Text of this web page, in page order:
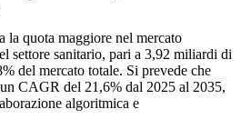
la quota maggiore nel mercato
settore sanitario, pari a 3,92 miliardi di
del mercato totale. Si prevede che
un CAGR del 21,6% dal 2025 al 2035,
algoritmica e